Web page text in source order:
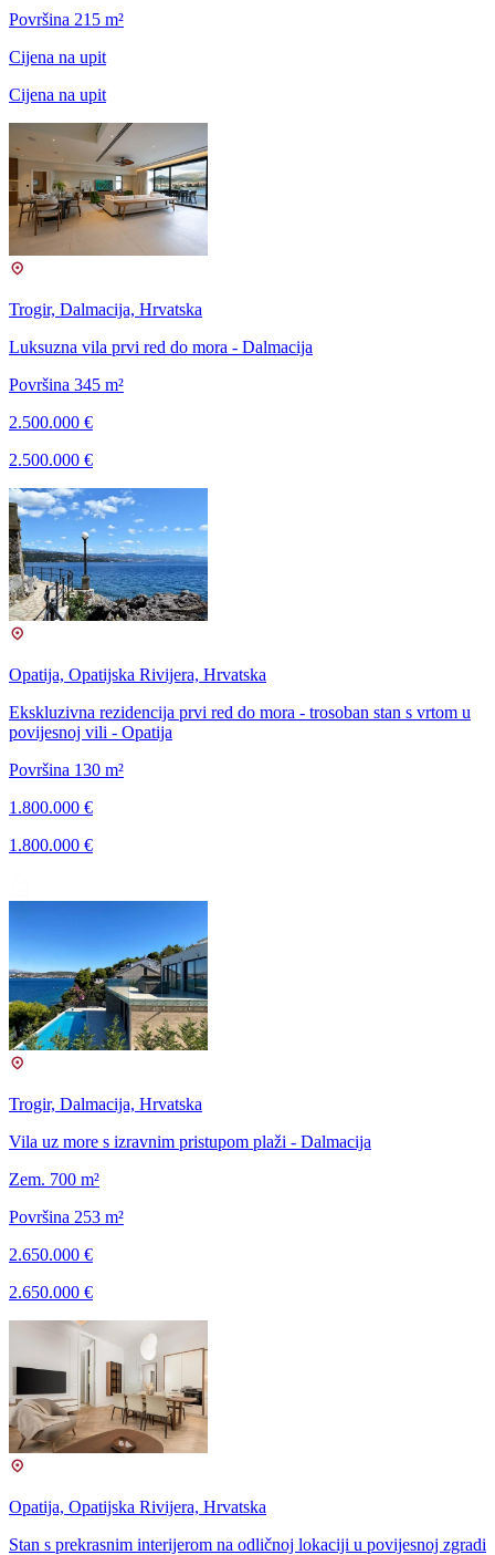
Površina 215 m²
Cijena na upit
Cijena na upit
Trogir, Dalmacija, Hrvatska
Luksuzna vila prvi red do mora - Dalmacija
Površina 345 m²
2.500.000 €
2.500.000 €
Opatija, Opatijska Rivijera, Hrvatska
Ekskluzivna rezidencija prvi red do mora - trosoban stan s vrtom u
povijesnoj vili - Opatija
Površina 130 m²
1.800.000 €
1.800.000 €
Trogir, Dalmacija, Hrvatska
Vila uz more s izravnim pristupom plaži - Dalmacija
Zem. 700 m²
Površina 253 m²
2.650.000 €
2.650.000 €
Opatija, Opatijska Rivijera, Hrvatska
Stan s prekrasnim interijerom na odličnoj lokaciji u povijesnoj zgradi